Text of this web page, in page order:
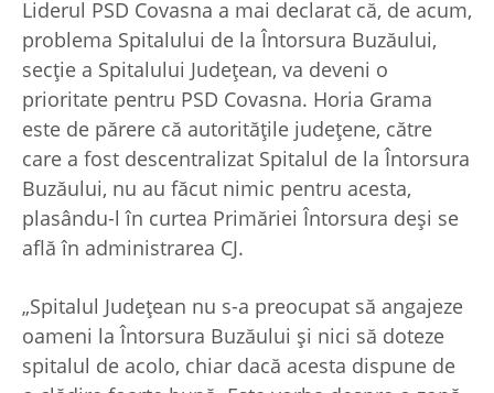
Liderul PSD Covasna a mai declarat că, de acum,
problema Spitalului de la Întorsura Buzăului,
secție a Spitalului Județean, va deveni o
prioritate pentru PSD Covasna. Horia Grama
este de părere că autoritățile județene, către
care a fost descentralizat Spitalul de la Întorsura
Buzăului, nu au făcut nimic pentru acesta,
plasându-l în curtea Primăriei Întorsura deși se
află în administrarea CJ.
„Spitalul Județean nu s-a preocupat să angajeze
oameni la Întorsura Buzăului și nici să doteze
spitalul de acolo, chiar dacă acesta dispune de